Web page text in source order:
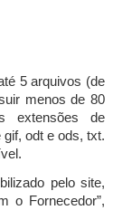
5 arquivos (de
menos de 80
extensões de
odt e ods, txt.
pelo site,
o Fornecedor”,